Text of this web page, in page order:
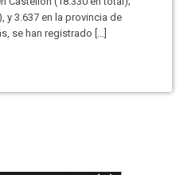
y 3.637 en la provincia de
se han registrado […]